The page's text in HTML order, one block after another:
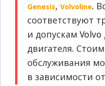
Genesis, Volvoline.
соответствуют
и допускам Volvo
двигателя.
обслуживания
в зависимости